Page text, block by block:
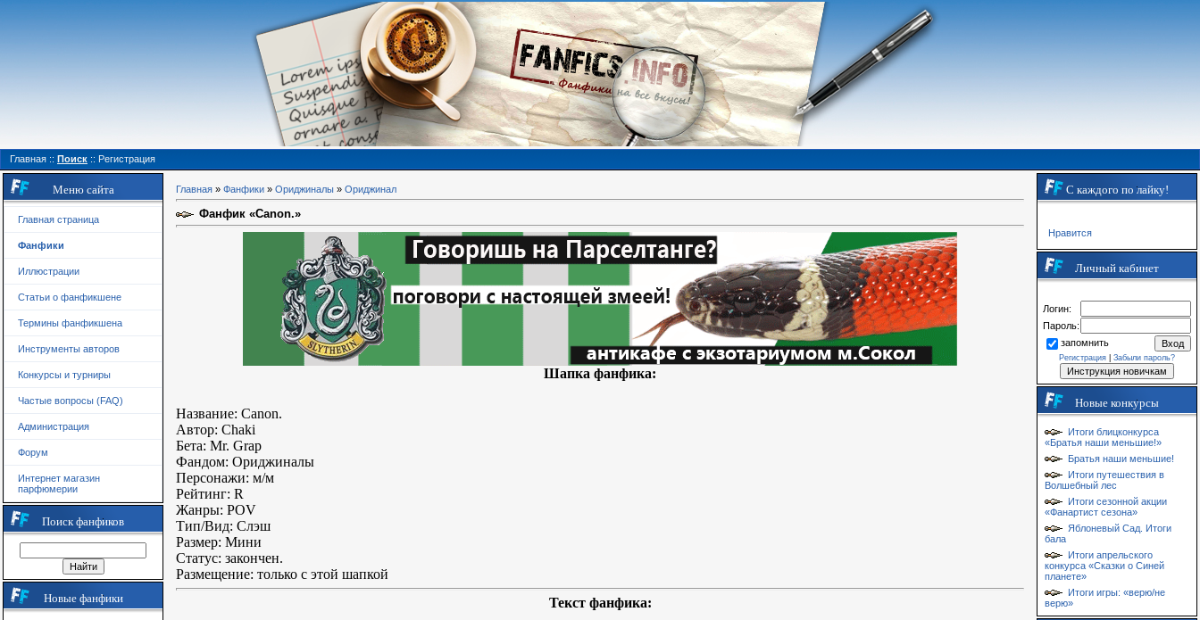
Главная :: Поиск :: Регистрация
Меню сайта
Главная страница
Фанфики
Иллюстрации
Статьи о фанфикшене
Термины фанфикшена
Инструменты авторов
Конкурсы и турниры
Частые вопросы (FAQ)
Администрация
Форум
Интернет магазин
парфюмерии
Поиск фанфиков
Новые фанфики
Главная » Фанфики » Ориджиналы » Ориджинал
Фанфик «Canon.»
Шапка фанфика:
Название: Canon.
Автор: Сhaki
Бета: Mr. Grap
Фандом: Ориджиналы
Персонажи: м/м
Рейтинг: R
Жанры: POV
Тип/Вид: Слэш
Размер: Мини
Статус: закончен.
Размещение: только с этой шапкой
Текст фанфика:
С каждого по лайку!
Нравится
Личный кабинет
Логин:
Пароль:
запомнить
Регистрация Забыли пароль?
Новые конкурсы
Итоги блицконкурса
«Братья наши меньшие!»
Братья наши меньшие!
Итоги путешествия в
Волшебный лес
Итоги сезонной акции
«Фанартист сезона»
Яблоневый Сад. Итоги
бала
Итоги апрельского
конкурса «Сказки о Синей
планете»
Итоги игры: «верю/не
верю»